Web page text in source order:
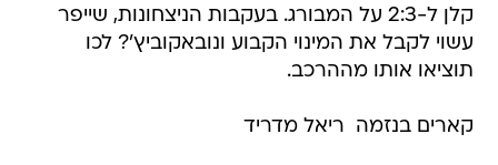
קלן ל-2:3 על המבורג. בעקבות הניצחונות, שייפר
עשוי לקבל את המינוי הקבוע ונובאקוביץ'? לכו
תוציאו אותו מההרכב.
קארים בנזמה  ריאל מדריד